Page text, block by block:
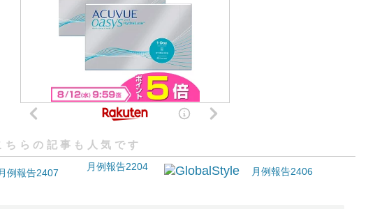
ちらの記事も人気です
月例報告2407
月例報告2204 月例報告2406